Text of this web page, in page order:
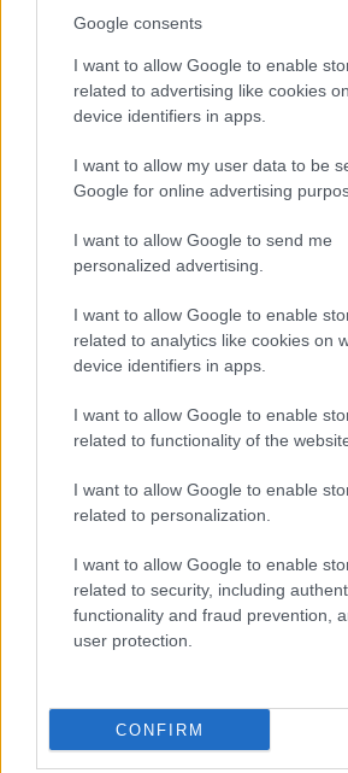
Google consents
I want to allow Google to enable
related to advertising like cookies
device identifiers in apps.
I want to allow my user data to be
Google for online advertising
I want to allow Google to send me
personalized advertising.
I want to allow Google to enable
related to analytics like cookies on
device identifiers in apps.
I want to allow Google to enable
related to functionality of the
I want to allow Google to enable
related to personalization.
I want to allow Google to enable
related to security, including
functionality and fraud prevention,
user protection.
CONFIRM
Olanda
Investeren 24